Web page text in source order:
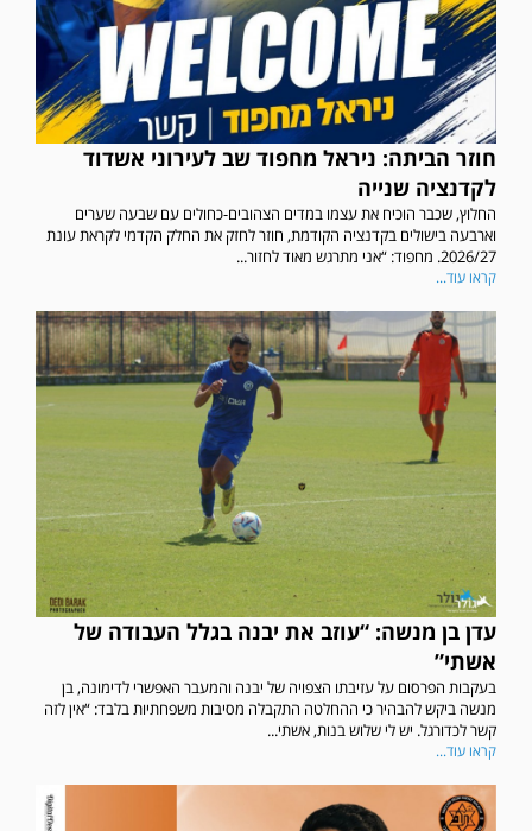
חוזר הביתה: ניראל מחפוד שב לעירוני אשדוד
לקדנציה שנייה
החלוץ, שכבר הוכיח את עצמו במדים הצהובים-כחולים עם שבעה שערים
וארבעה בישולים בקדנציה הקודמת, חוזר לחזק את החלק הקדמי לקראת עונת
2026/27. מחפוד: “אני מתרגש מאוד לחזור...
קראו עוד...
עדן בן מנשה: “עוזב את יבנה בגלל העבודה של
אשתי”
בעקבות הפרסום על עזיבתו הצפויה של יבנה והמעבר האפשרי לדימונה, בן
מנשה ביקש להבהיר כי ההחלטה התקבלה מסיבות משפחתיות בלבד: “אין לזה
קשר לכדורגל. יש לי שלוש בנות, אשתי...
קראו עוד...